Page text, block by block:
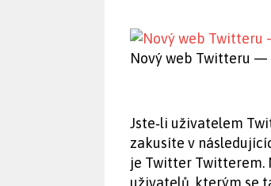
Nový web Twitteru —
Jste‑li uživatelem
zakusíte v
je Twitter Twitterem.
uživatelů, kterým se